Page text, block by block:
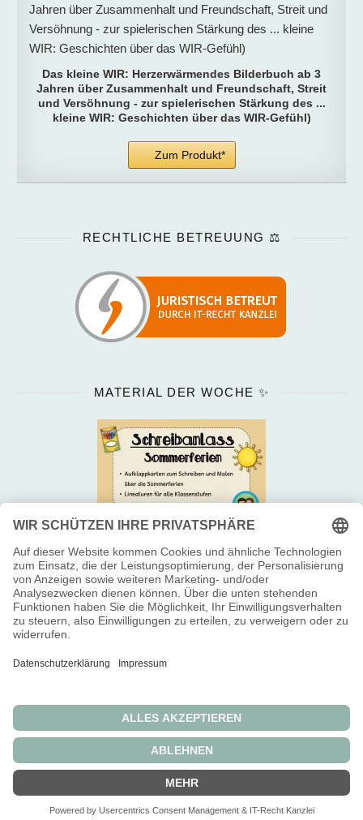
Das kleine WIR: Herzerwärmendes Bilderbuch ab 3
Jahren über Zusammenhalt und Freundschaft, Streit
und Versöhnung - zur spielerischen Stärkung des ...
kleine WIR: Geschichten über das WIR-Gefühl)
Zum Produkt*
RECHTLICHE BETREUUNG ⚖️
MATERIAL DER WOCHE ✨
Newsletter 📬 Über uns 😊 Impressum 👥 Widerrufsbelehrung
Die durchgestrichenen Preise entsprechen dem bisherigen Preis in